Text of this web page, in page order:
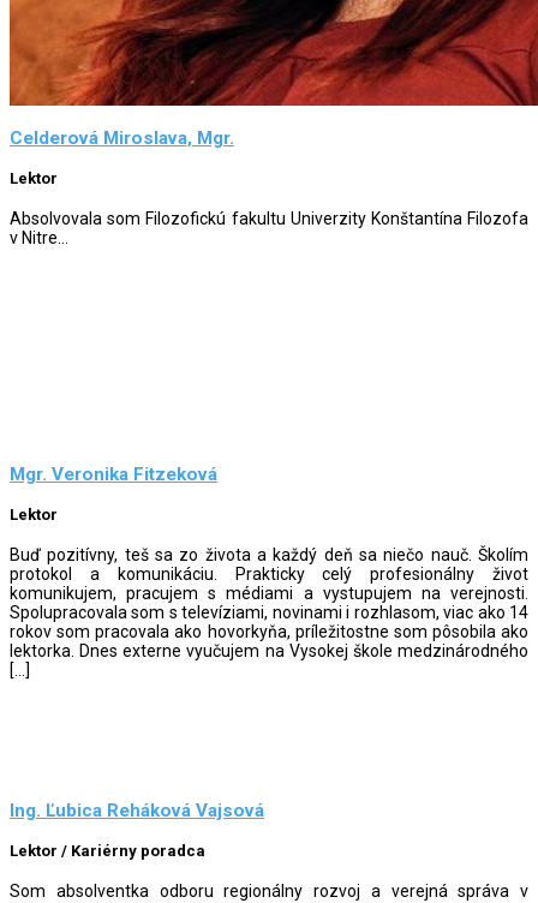
Celderová Miroslava, Mgr.
Lektor
Absolvovala som Filozofickú fakultu Univerzity Konštantína Filozofa
v Nitre...
Mgr. Veronika Fitzeková
Lektor
Buď pozitívny, teš sa zo života a každý deň sa niečo nauč. Školím
protokol a komunikáciu. Prakticky celý profesionálny život
komunikujem, pracujem s médiami a vystupujem na verejnosti.
Spolupracovala som s televíziami, novinami i rozhlasom, viac ako 14
rokov som pracovala ako hovorkyňa, príležitostne som pôsobila ako
lektorka. Dnes externe vyučujem na Vysokej škole medzinárodného
[…]
Ing. Ľubica Reháková Vajsová
Lektor / Kariérny poradca
Som absolventka odboru regionálny rozvoj a verejná správa v